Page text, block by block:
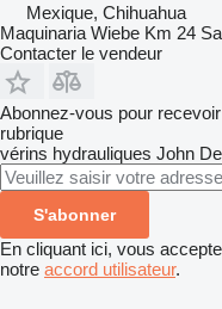
Mexique, Chihuahua
Maquinaria Wiebe Km 24 Sa
Contacter le vendeur
Abonnez-vous pour
rubrique
vérins hydrauliques John
S'abonner
En cliquant ici, vous
notre accord utilisateur.